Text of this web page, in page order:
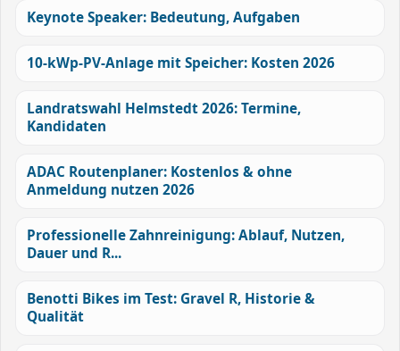
Keynote Speaker: Bedeutung, Aufgaben
10-kWp-PV-Anlage mit Speicher: Kosten 2026
Landratswahl Helmstedt 2026: Termine,
Kandidaten
ADAC Routenplaner: Kostenlos & ohne
Anmeldung nutzen 2026
Professionelle Zahnreinigung: Ablauf, Nutzen,
Dauer und R...
Benotti Bikes im Test: Gravel R, Historie &
Qualität